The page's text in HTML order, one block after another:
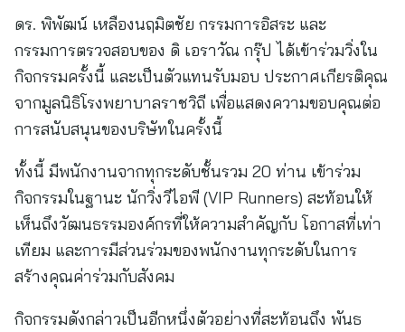
ดร. พิพัฒน์ เหลืองนฤมิตชัย กรรมการอิสระ และ
กรรมการตรวจสอบของ ดิ เอราวัณ กรุ๊ป ได้เข้าร่วมวิ่งใน
กิจกรรมครั้งนี้ และเป็นตัวแทนรับมอบ ประกาศเกียรติคุณ
จากมูลนิธิโรงพยาบาลราชวิถี เพื่อแสดงความขอบคุณต่อ
การสนับสนุนของบริษัทในครั้งนี้
ทั้งนี้ มีพนักงานจากทุกระดับชั้นรวม 20 ท่าน เข้าร่วม
กิจกรรมในฐานะ นักวิ่งวีไอพี (VIP Runners) สะท้อนให้
เห็นถึงวัฒนธรรมองค์กรที่ให้ความสำคัญกับ โอกาสที่เท่า
เทียม และการมีส่วนร่วมของพนักงานทุกระดับในการ
สร้างคุณค่าร่วมกับสังคม
กิจกรรมดังกล่าวเป็นอีกหนึ่งตัวอย่างที่สะท้อนถึง พันธ